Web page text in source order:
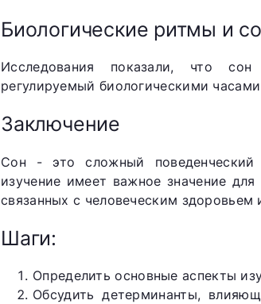
Биологические ритмы и
Исследования показали, что
регулируемый биологическими
Заключение
Сон - это сложный поведенческий
изучение имеет важное значение
связанных с человеческим здоровьем
Шаги:
Определить основные аспекты
Обсудить детерминанты,